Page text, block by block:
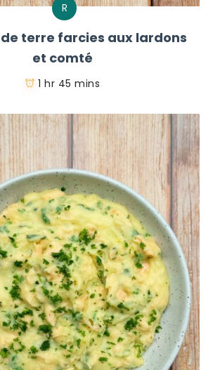
R
terre farcies aux lardons
et comté
1 hr 45 mins